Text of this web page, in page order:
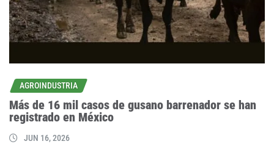
AGROINDUSTRIA
Más de 16 mil casos de gusano barrenador se han
registrado en México
JUN 16, 2026